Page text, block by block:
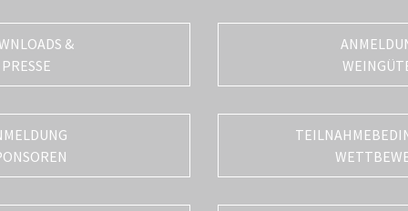
&
PRESSE